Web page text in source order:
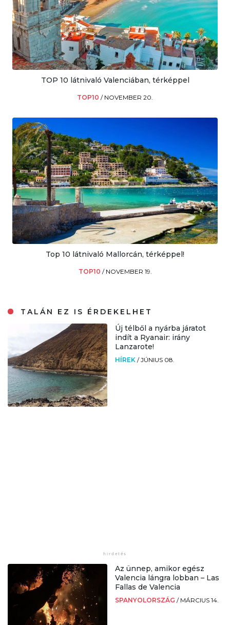
TOP 10 látnivaló Valenciában, térképpel
TOP10 / NOVEMBER 20.
Top 10 látnivaló Mallorcán, térképpel!
TOP10 / NOVEMBER 19.
TALÁN EZ IS ÉRDEKELHET
Új télből a nyárba járatot
indít a Ryanair: irány
Lanzarote!
HÍREK /JÚNIUS 08.
Az ünnep, amikor egész
Valencia lángra lobban – Las
Fallas de Valencia
SPANYOLORSZÁG / MÁRCIUS 14.